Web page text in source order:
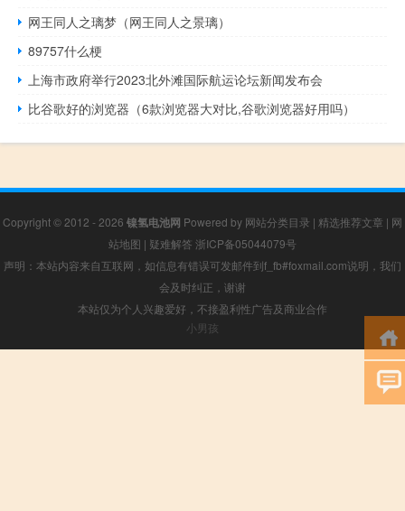
网王同人之璃梦（网王同人之景璃）
89757什么梗
上海市政府举行2023北外滩国际航运论坛新闻发布会
比谷歌好的浏览器（6款浏览器大对比,谷歌浏览器好用吗）
Copyright © 2012 - 2026 镍氢电池网 Powered by 网站分类目录 | 精选推荐文章 | 网
站地图 | 疑难解答 浙ICP备05044079号
声明：本站内容来自互联网，如信息有错误可发邮件到f_fb#foxmail.com说明，我们
会及时纠正，谢谢
本站仅为个人兴趣爱好，不接盈利性广告及商业合作
小男孩